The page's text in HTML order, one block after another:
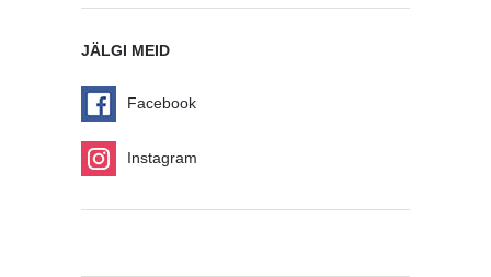
JÄLGI MEID
Facebook
Instagram